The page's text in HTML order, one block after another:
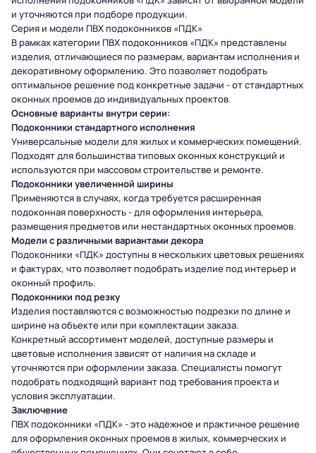
и уточняются при подборе продукции.
Серия и модели ПВХ подоконников «ПДК»
В рамках категории ПВХ подоконников «ПДК» представлены
изделия, отличающиеся по размерам, вариантам исполнения и
декоративному оформлению. Это позволяет подобрать
оптимальное решение под конкретные задачи - от стандартных
оконных проемов до индивидуальных проектов.
Основные варианты внутри серии:
Подоконники стандартного исполнения
Универсальные модели для жилых и коммерческих помещений.
Подходят для большинства типовых оконных конструкций и
используются при массовом строительстве и ремонте.
Подоконники увеличенной ширины
Применяются в случаях, когда требуется расширенная
подоконная поверхность - для оформления интерьера,
размещения предметов или нестандартных оконных проемов.
Модели с различными вариантами декора
Подоконники «ПДК» доступны в нескольких цветовых решениях
и фактурах, что позволяет подобрать изделие под интерьер и
оконный профиль.
Подоконники под резку
Изделия поставляются с возможностью подрезки по длине и
ширине на объекте или при комплектации заказа.
Конкретный ассортимент моделей, доступные размеры и
цветовые исполнения зависят от наличия на складе и
уточняются при оформлении заказа. Специалисты помогут
подобрать подходящий вариант под требования проекта и
условия эксплуатации.
Заключение
ПВХ подоконники «ПДК» - это надежное и практичное решение
для оформления оконных проемов в жилых, коммерческих и